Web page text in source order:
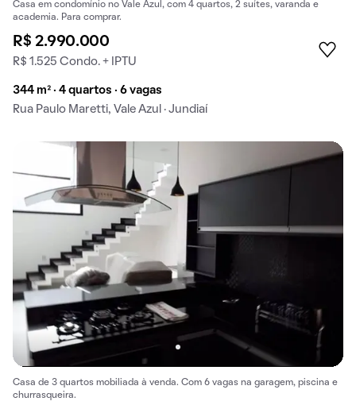
Casa em condomínio no Vale Azul, com 4 quartos, 2 suítes, varanda e
academia. Para comprar.
R$ 2.990.000
R$ 1.525 Condo. + IPTU
344 m² · 4 quartos · 6 vagas
Rua Paulo Maretti, Vale Azul · Jundiaí
Casa de 3 quartos mobiliada à venda. Com 6 vagas na garagem, piscina e
churrasqueira.